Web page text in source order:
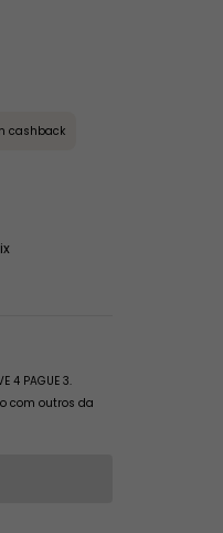
cashback
4 PAGUE 3.
com outros da